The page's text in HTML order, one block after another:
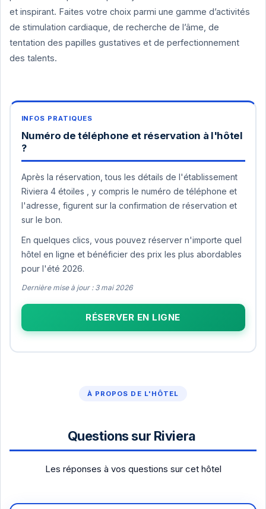
et inspirant. Faites votre choix parmi une gamme d’activités
de stimulation cardiaque, de recherche de l’âme, de
tentation des papilles gustatives et de perfectionnement
des talents.
Numéro de téléphone et réservation à l'hôtel
?
Après la réservation, tous les détails de l'établissement
Riviera 4 étoiles , y compris le numéro de téléphone et
l'adresse, figurent sur la confirmation de réservation et
sur le bon.
En quelques clics, vous pouvez réserver n'importe quel
hôtel en ligne et bénéficier des prix les plus abordables
pour l'été 2026.
Dernière mise à jour : 3 mai 2026
RÉSERVER EN LIGNE
À PROPOS DE L'HÔTEL
Questions sur Riviera
Les réponses à vos questions sur cet hôtel